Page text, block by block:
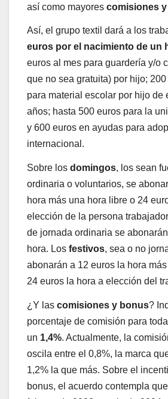
así como mayores comisiones
Así, el grupo textil dará a los
euros por el nacimiento de un
euros al mes para guardería y/o
que no sea gratuita) por hijo;
para material escolar por hijo de
años; hasta 500 euros para la
y 600 euros en ayudas para
internacional.
Sobre los domingos, los sean
ordinaria o voluntarios, se
hora más una hora libre o 24
elección de la persona
de jornada ordinaria se
hora. Los festivos, sea o no
abonarán a 12 euros la hora
24 euros la hora a elección del
¿Y las comisiones y bonus?
porcentaje de comisión para
un 1,4%. Actualmente, la
oscila entre el 0,8%, la marca
1,2% la que más. Sobre el
bonus, el acuerdo contempla